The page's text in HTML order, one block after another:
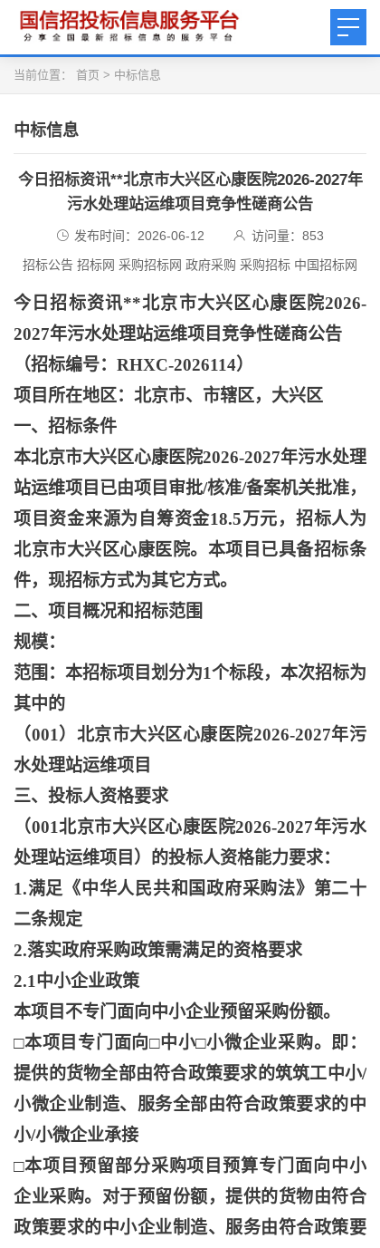
当前位置： 首页 > 中标信息
中标信息
今日招标资讯**北京市大兴区心康医院2026-2027年
污水处理站运维项目竞争性磋商公告
发布时间：2026-06-12 访问量： 853
招标公告 招标网 采购招标网 政府采购 采购招标 中国招标网
今日招标资讯**北京市大兴区心康医院2026-
2027年污水处理站运维项目竞争性磋商公告
（招标编号： RHXC-2026114）
项目所在地区：北京市、市辖区，大兴区
一、招标条件
本北京市大兴区心康医院2026-2027年污水处理
站运维项目已由项目审批/核准/备案机关批准，
项目资金来源为自筹资金18.5万元，招标人为
北京市大兴区心康医院。本项目已具备招标条
件，现招标方式为其它方式。
二、项目概况和招标范围
规模：
范围：本招标项目划分为1个标段，本次招标为
其中的
（001）北京市大兴区心康医院2026-2027年污
水处理站运维项目
三、投标人资格要求
（001北京市大兴区心康医院2026-2027年污水
处理站运维项目）的投标人资格能力要求：
1.满足《中华人民共和国政府采购法》第二十
二条规定
2.落实政府采购政策需满足的资格要求
2.1中小企业政策
本项目不专门面向中小企业预留采购份额。
□本项目专门面向□中小□小微企业采购。即：
提供的货物全部由符合政策要求的筑筑工中小/
小微企业制造、服务全部由符合政策要求的中
小/小微企业承接
□本项目预留部分采购项目预算专门面向中小
企业采购。对于预留份额，提供的货物由符合
政策要求的中小企业制造、服务由符合政策要